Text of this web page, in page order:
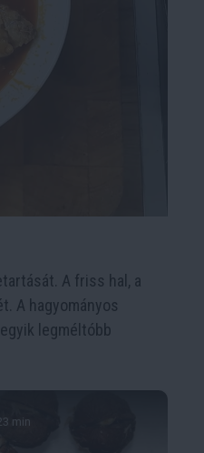
A friss hal, a
A hagyományos
legméltóbb
min